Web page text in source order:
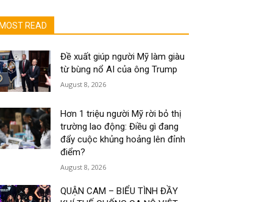
MOST READ
Đề xuất giúp người Mỹ làm giàu
từ bùng nổ AI của ông Trump
August 8, 2026
Hơn 1 triệu người Mỹ rời bỏ thị
trường lao động: Điều gì đang
đẩy cuộc khủng hoảng lên đỉnh
điểm?
August 8, 2026
QUẬN CAM – BIỂU TÌNH ĐẦY